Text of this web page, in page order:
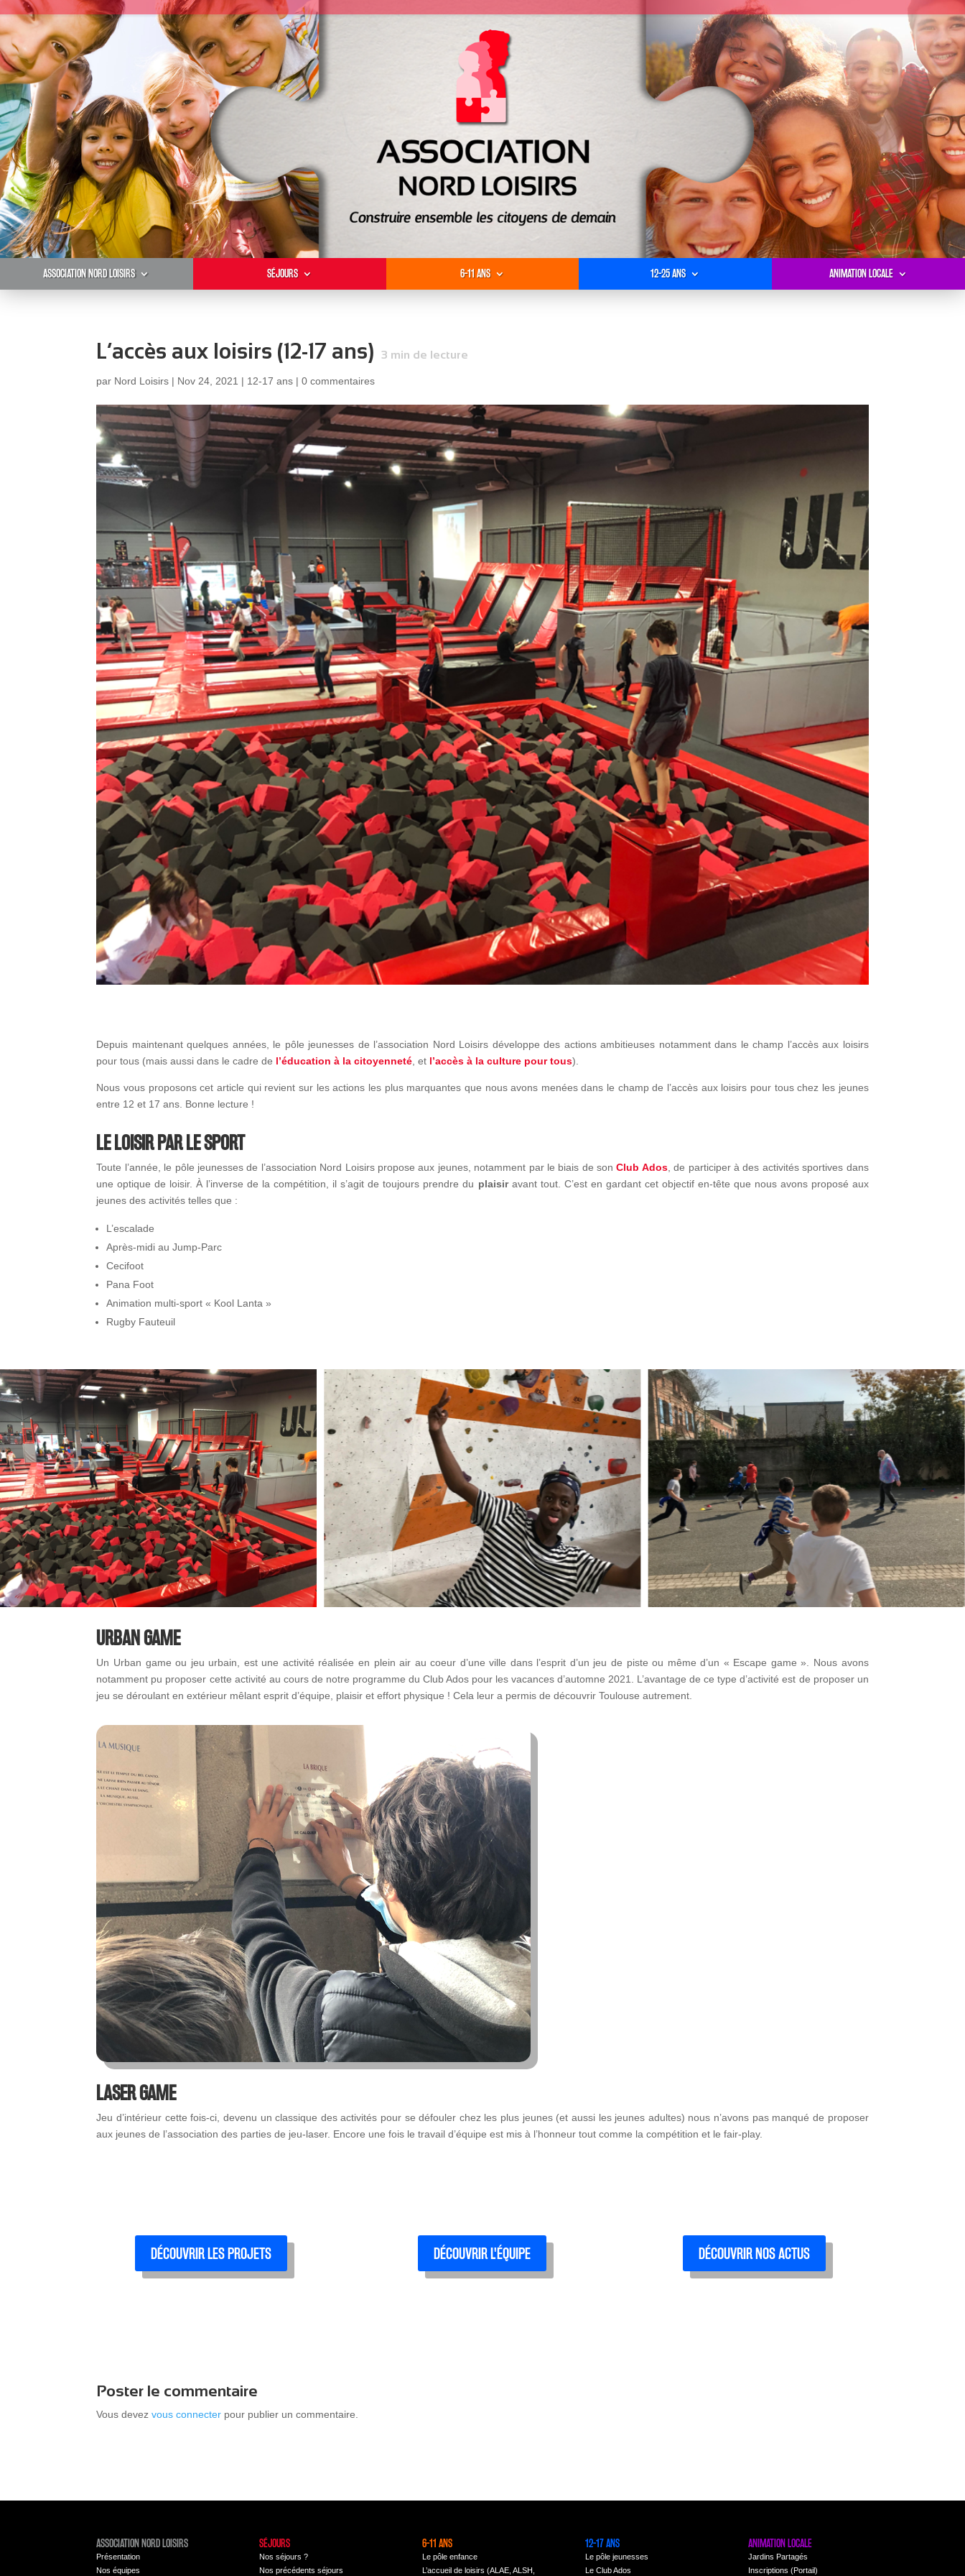
ASSOCIATION NORD LOISIRS SÉJOURS 6-11 ANS 12-25 ANS ANIMATION LOCALE
L’accès aux loisirs (12-17 ans) 3 min de lecture
par Nord Loisirs | Nov 24, 2021 | 12-17 ans |0 commentaires
Depuis maintenant quelques années, le pôle jeunesses de l’association Nord Loisirs développe des actions ambitieuses notamment dans le champ l’accès aux loisirs
pour tous (mais aussi dans le cadre de l’éducation à la citoyenneté , et l’accès à laculture pour tous).
Nous vous proposons cet article qui revient sur les actions les plus marquantes que nous avons menées dans le champ de l’accès aux loisirs pour tous chez les jeunes
entre 12 et 17 ans. Bonne lecture !
LE LOISIR PAR LE SPORT
Toute l’année, le pôle jeunesses de l’association Nord Loisirs propose aux jeunes, notamment par le biais de sonClub Ados, de participer à des activités sportives dans
une optique de loisir. À l’inverse de la compétition, il s’agit de toujours prendre du plaisiravant tout. C’est en gardant cet objectif en-tête que nous avons proposé aux
jeunes des activités telles que :
L’escalade
Après-midi au Jump-Parc
Cecifoot
Pana Foot
Animation multi-sport « Kool Lanta »
Rugby Fauteuil
URBAN GAME
Un Urban game ou jeu urbain, est une activité réalisée en plein air au coeur d’une ville dans l’esprit d’un jeu de piste ou même d’un « Escape game ». Nous avons
notamment pu proposer cette activité au cours de notre programme du Club Ados pour les vacances d’automne 2021. L’avantage de ce type d’activité est de proposer un
jeu se déroulant en extérieur mêlant esprit d’équipe, plaisir et effort physique ! Cela leur a permis de découvrir Toulouse autrement.
LASER GAME
Jeu d’intérieur cette fois-ci, devenu un classique des activités pour se défouler chez les plus jeunes (et aussi les jeunes adultes) nous n’avons pas manqué de proposer
aux jeunes de l’association des parties de jeu-laser. Encore une fois le travail d’équipe est mis à l’honneur tout comme la compétition et le fair-play.
DÉCOUVRIR LES PROJETS DÉCOUVRIR L'ÉQUIPE DÉCOUVRIR NOS ACTUS
Poster le commentaire
Vous devezvous connecter pour publier un commentaire.
ASSOCIATION NORD LOISIRS
Présentation
Nos équipes
SÉJOURS
Nos séjours ?
Nos précédents séjours
6-11 ANS
Le pôle enfance
L’accueil de loisirs (ALAE, ALSH,
12-17 ANS
Le pôle jeunesses
Le Club Ados
ANIMATION LOCALE
Jardins Partagés
Inscriptions (Portail)